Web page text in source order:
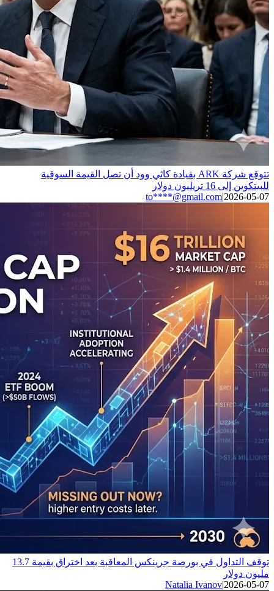
تتوقع شركة ARK بقيادة كاثي وود أن تصل القيمة السوقية
للبيتكوين إلى 16 تريليون دولار
to****@gmail.com|2026-05-07
توقف التداول في بورصة جرينكس المعاقبة بعد اختراق بقيمة 13.7
مليون دولار
Natalia Ivanov|2026-05-07